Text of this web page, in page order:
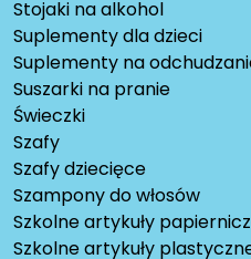
Stojaki na alkohol
Suplementy dla dzieci
Suplementy na
Suszarki na pranie
Świeczki
Szafy
Szafy dziecięce
Szampony do włosów
Szkolne artykuły
Szkolne artykuły